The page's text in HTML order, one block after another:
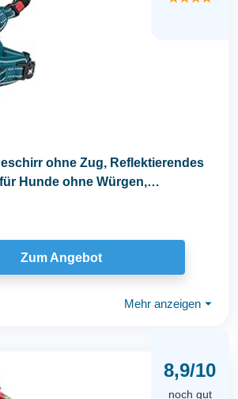
ohne Zug, Reflektierendes
Hunde ohne Würgen,
Zum Angebot
Mehr anzeigen ⏷
8,9/10
noch gut